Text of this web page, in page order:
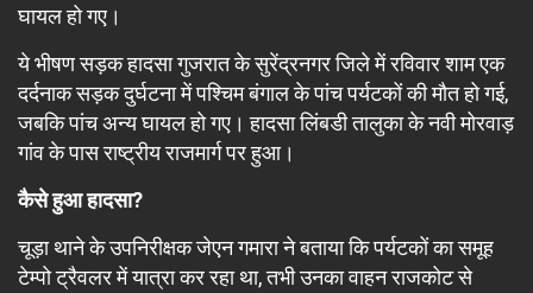
घायल हो गए।
ये भीषण सड़क हादसा गुजरात के सुरेंद्रनगर जिले में रविवार शाम एक
दर्दनाक सड़क दुर्घटना में पश्चिम बंगाल के पांच पर्यटकों की मौत हो गई,
जबकि पांच अन्य घायल हो गए। हादसा लिंबडी तालुका के नवी मोरवाड़
गांव के पास राष्ट्रीय राजमार्ग पर हुआ।
कैसे हुआ हादसा?
चूड़ा थाने के उपनिरीक्षक जेएन गमारा ने बताया कि पर्यटकों का समूह
टेम्पो ट्रैवलर में यात्रा कर रहा था, तभी उनका वाहन राजकोट से